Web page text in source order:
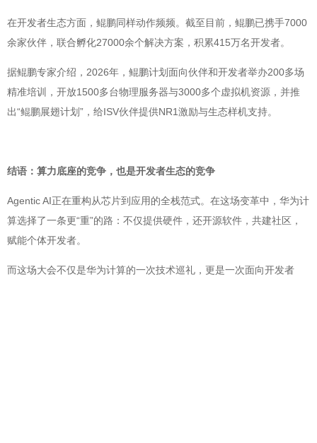
在开发者生态方面，鲲鹏同样动作频频。截至目前，鲲鹏已携手7000
余家伙伴，联合孵化27000余个解决方案，积累415万名开发者。
据鲲鹏专家介绍，2026年，鲲鹏计划面向伙伴和开发者举办200多场
精准培训，开放1500多台物理服务器与3000多个虚拟机资源，并推
出“鲲鹏展翅计划”，给ISV伙伴提供NR1激励与生态样机支持。
结语：算力底座的竞争，也是开发者生态的竞争
Agentic AI正在重构从芯片到应用的全栈范式。在这场变革中，华为计
算选择了一条更“重”的路：不仅提供硬件，还开源软件，共建社区，
赋能个体开发者。
而这场大会不仅是华为计算的一次技术巡礼，更是一次面向开发者